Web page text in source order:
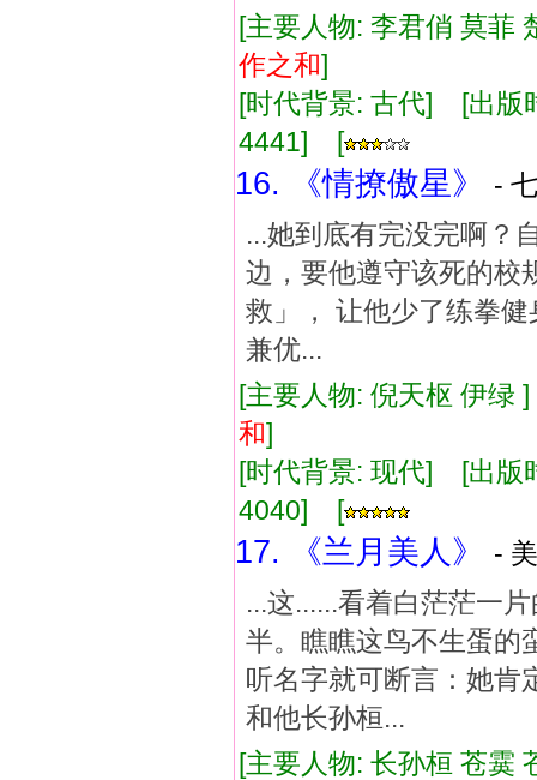
[主要人物: 李君俏 莫
作之和]
[时代背景: 古代] [出
4441] [
16. 《情撩傲星》
-
...她到底有完没完啊？
边，要他遵守该死的校
救」， 让他少了练拳
兼优...
[主要人物: 倪天枢 伊
和]
[时代背景: 现代] [出
4040] [
17. 《兰月美人》
-
...这......看着白茫茫一
半。瞧瞧这鸟不生蛋的
听名字就可断言：她肯
和他长孙桓...
[主要人物: 长孙桓 苍